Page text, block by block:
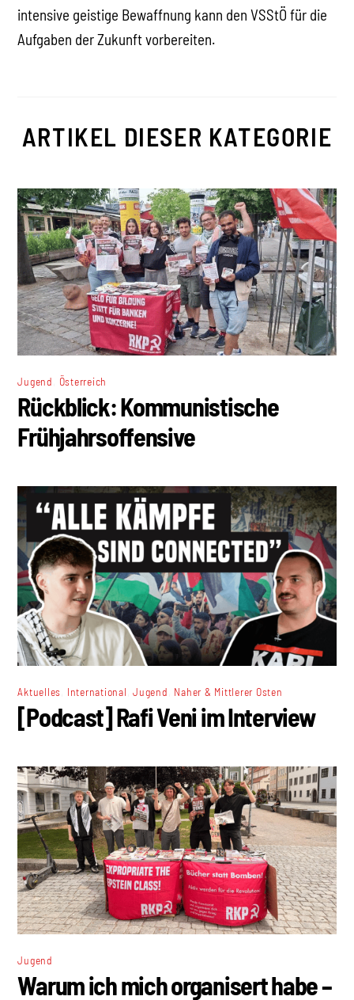
intensive geistige Bewaffnung kann den VSStÖ für die
Aufgaben der Zukunft vorbereiten.
ARTIKEL DIESER KATEGORIE
Jugend Österreich
Rückblick: Kommunistische
Frühjahrsoffensive
Aktuelles International ,Jugend Naher & Mittlerer Osten
[Podcast] Rafi Veni im Interview
Jugend
Warum ich mich organisert habe –